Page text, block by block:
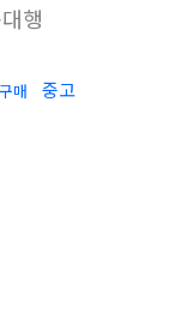
행
매
중고